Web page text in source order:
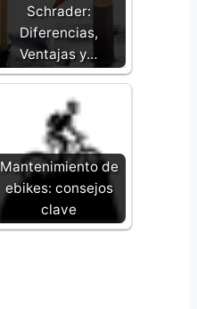
Schrader:
Diferencias,
Ventajas y…
Mantenimiento de
ebikes: consejos
clave